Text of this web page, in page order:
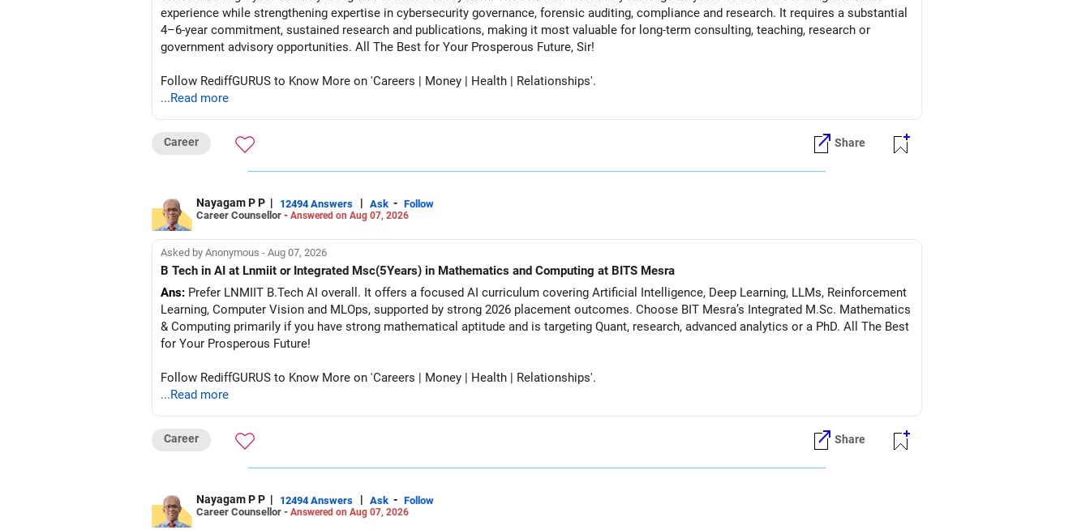
experience while strengthening expertise in cybersecurity governance, forensic auditing, compliance and research. It requires a substantial
4–6-year commitment, sustained research and publications, making it most valuable for long-term consulting, teaching, research or
government advisory opportunities. All The Best for Your Prosperous Future, Sir!
Follow RediffGURUS to Know More on 'Careers | Money | Health | Relationships'.
...Read more
Career Share
Nayagam P P | 12494 Answers | Ask - Follow
Career Counsellor - Answered on Aug 07, 2026
Asked by Anonymous - Aug 07, 2026
B Tech in AI at Lnmiit or Integrated Msc(5Years) in Mathematics and Computing at BITS Mesra
Ans: Prefer LNMIIT B.Tech AI overall. It offers a focused AI curriculum covering Artificial Intelligence, Deep Learning, LLMs, Reinforcement
Learning, Computer Vision and MLOps, supported by strong 2026 placement outcomes. Choose BIT Mesra’s Integrated M.Sc. Mathematics
& Computing primarily if you have strong mathematical aptitude and is targeting Quant, research, advanced analytics or a PhD. All The Best
for Your Prosperous Future!
Follow RediffGURUS to Know More on 'Careers | Money | Health | Relationships'.
...Read more
Career Share
Nayagam P P | 12494 Answers | Ask - Follow
Career Counsellor - Answered on Aug 07, 2026